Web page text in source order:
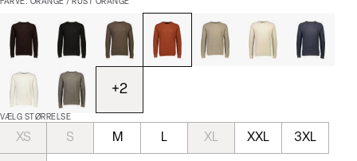
FARVE: ORANGE / RUST ORANGE
+2
VÆLG STØRRELSE
XS S M L XL XXL 3XL